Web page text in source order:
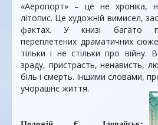
«Аеропорт» – це не хроніка,
літопис. Це художній вимисел,
фактах. У книзі багато
переплетених драматичних
тільки і не стільки про
зраду, пристрасть, ненависть,
біль і смерть. Іншими словами,
учорашнє життя.